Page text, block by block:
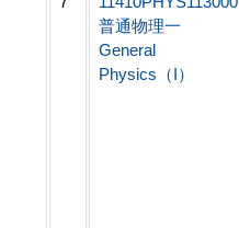
普通物理一
General
Physics（I）